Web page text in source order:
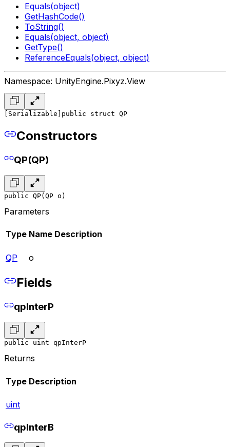
Equals(object)
GetHashCode()
ToString()
Equals(object, object)
GetType()
ReferenceEquals(object, object)
Namespace: UnityEngine.Pixyz.View
[Serializable] public struct QP
Constructors
QP(QP)
public QP(QP o)
Parameters
Type Name Description
QP o
Fields
qpInterP
public uint qpInterP
Returns
Type Description
uint
qpInterB